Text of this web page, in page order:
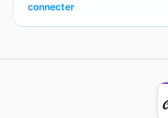
connecter